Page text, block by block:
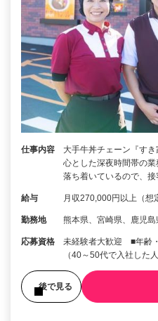
仕事内容
大手牛丼チェーン『す
心とした深夜時間帯の
落ち着いているので、
給与 月収270,000円以上（想
勤務地 熊本県、宮崎県、鹿児
応募資格
未経験者大歓迎 ■年齢
（40～50代で入社し
後で見る